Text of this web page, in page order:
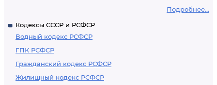
Подробнее...
Кодексы СССР и РСФСР
Водный кодекс РСФСР
ГПК РСФСР
Гражданский кодекс РСФСР
Жилищный кодекс РСФСР